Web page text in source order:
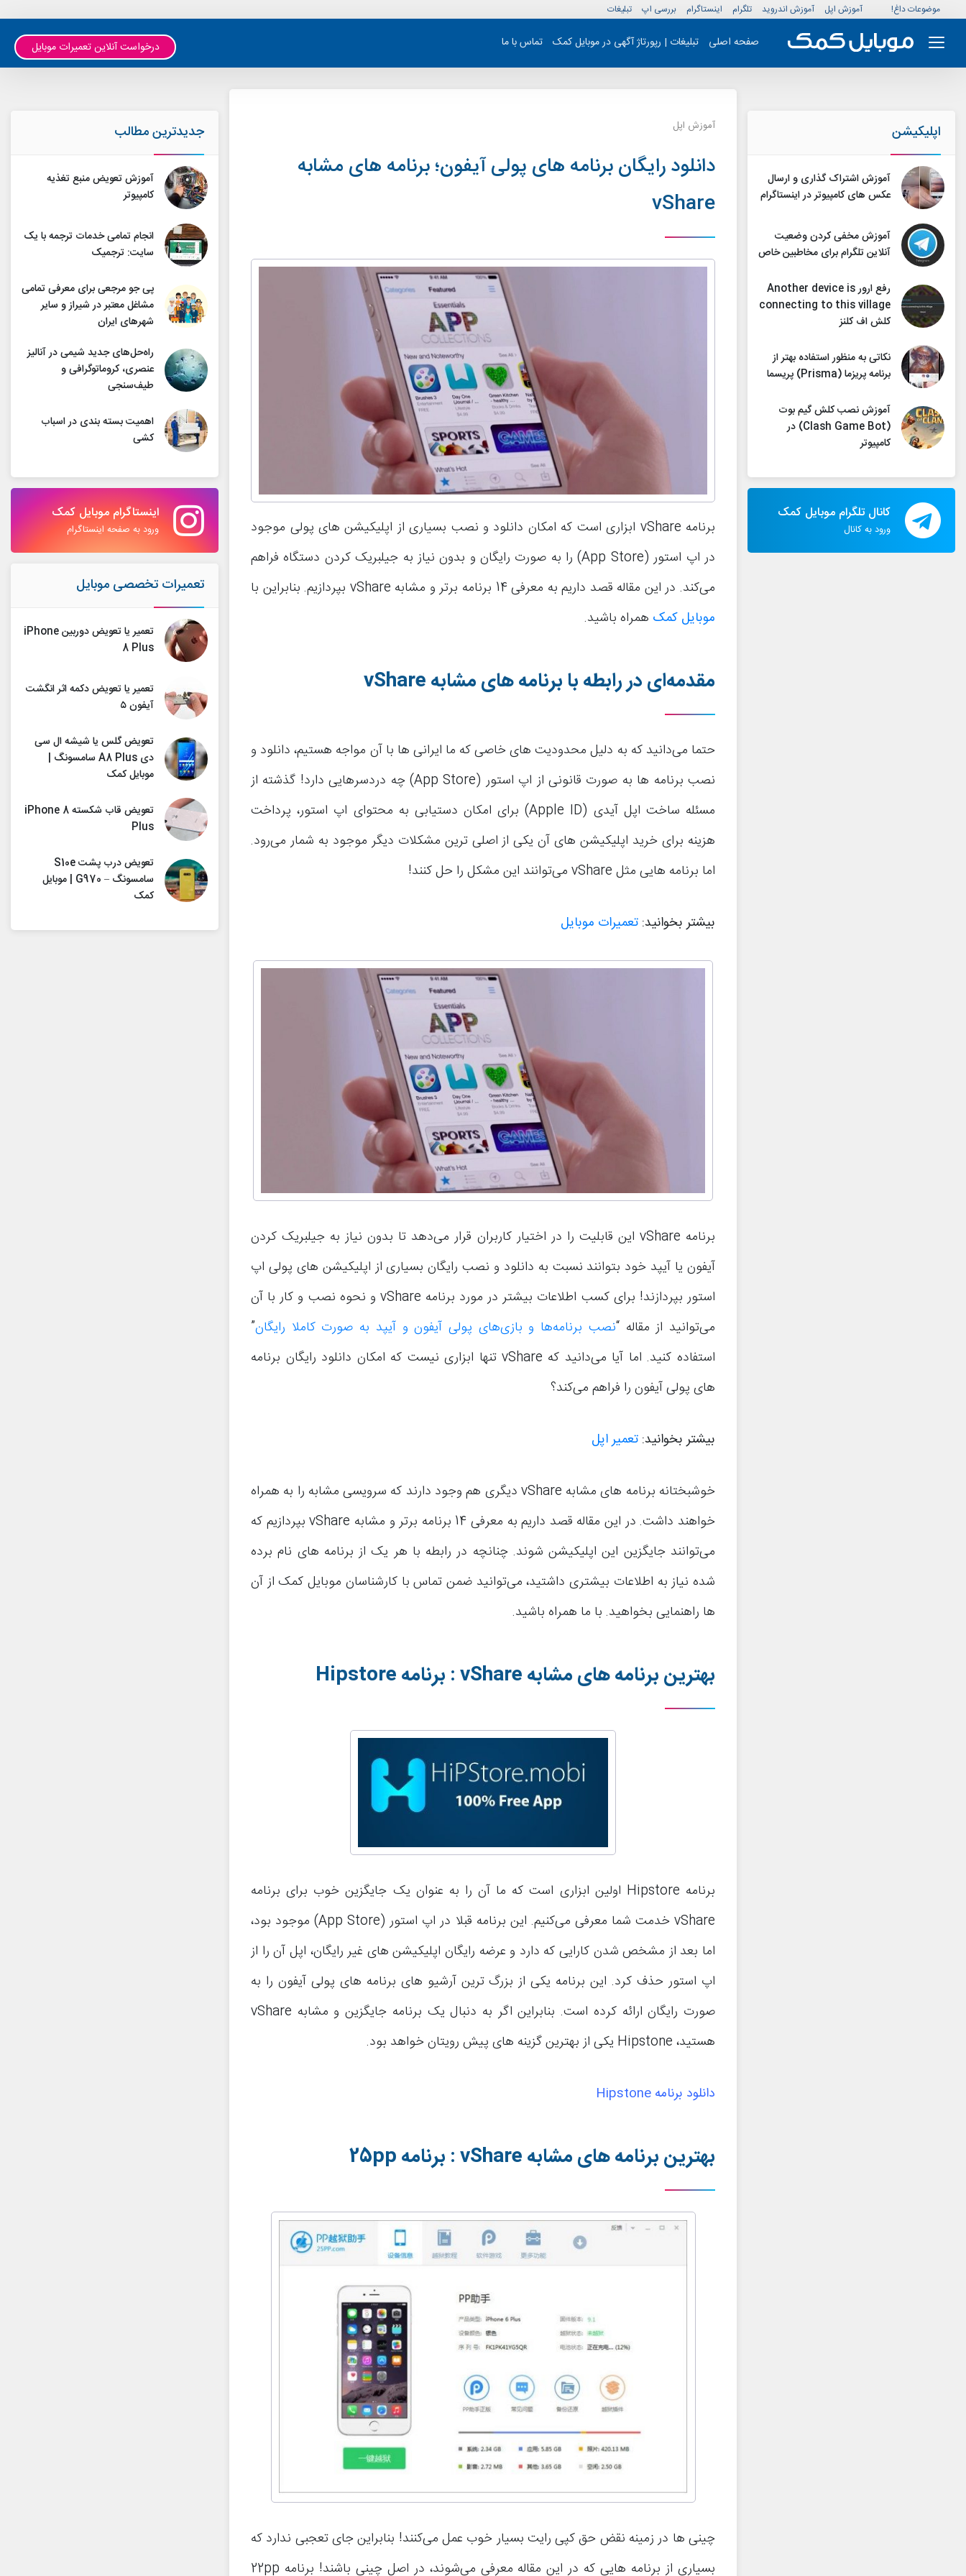
موضوعات داغ! آموزش اپل آموزش اندروید تلگرام اینستاگرام بررسی اپ تبلیغات
صفحه اصلی تبلیغات | رپورتاژ آگهی در موبایل کمک تماس با ما درخواست آنلاین تعمیرات موبایل
اپلیکیشن
آموزش اشتراک گذاری و ارسال
عکس های کامپیوتر در اینستاگرام
آموزش مخفی کردن وضعیت
آنلاین تلگرام برای مخاطبین خاص
رفع ارور Another device is
connecting to this village
کلش اف کلنز
نکاتی به منظور استفاده بهتر از
برنامه پریزما (Prisma) پریسما
آموزش نصب کلش گیم بوت
(Clash Game Bot) در
کامپیوتر
کانال تلگرام موبایل کمک
ورود به کانال
آموزش اپل
دانلود رایگان برنامه های پولی آیفون؛ برنامه های مشابه
vShare
برنامه vShare ابزاری است که امکان دانلود و نصب بسیاری از اپلیکیشن های پولی موجود
در اپ استور (App Store) را به صورت رایگان و بدون نیاز به جیلبریک کردن دستگاه فراهم
می‌کند. در این مقاله قصد داریم به معرفی 14 برنامه برتر و مشابه vShare بپردازیم. بنابراین با
موبایل کمک همراه باشید.
مقدمه‌ای در رابطه با برنامه های مشابهvShare
حتما می‌دانید که به دلیل محدودیت های خاصی که ما ایرانی ها با آن مواجه هستیم، دانلود و
نصب برنامه ها به صورت قانونی از اپ استور (App Store) چه دردسرهایی دارد! گذشته از
مسئله ساخت اپل آیدی (Apple ID) برای امکان دستیابی به محتوای اپ استور، پرداخت
هزینه برای خرید اپلیکیشن های آن یکی از اصلی ترین مشکلات دیگر موجود به شمار می‌رود.
اما برنامه هایی مثل vShare می‌توانند این مشکل را حل کنند!
بیشتر بخوانید:تعمیرات موبایل
برنامه vShare این قابلیت را در اختیار کاربران قرار می‌دهد تا بدون نیاز به جیلبریک کردن
آیفون یا آیپد خود بتوانند نسبت به دانلود و نصب رایگان بسیاری از اپلیکیشن های پولی اپ
استور بپردازند! برای کسب اطلاعات بیشتر در مورد برنامه vShare و نحوه نصب و کار با آن
می‌توانید از مقاله “نصب برنامه‌ها و بازی‌های پولی آیفون و آیپد به صورت کاملا رایگان”
استفاده کنید. اما آیا می‌دانید که vShare تنها ابزاری نیست که امکان دانلود رایگان برنامه
های پولی آیفون را فراهم می‌کند؟
بیشتر بخوانید:تعمیر اپل
خوشبختانه برنامه های مشابه vShare دیگری هم وجود دارند که سرویسی مشابه را به همراه
خواهند داشت. در این مقاله قصد داریم به معرفی 14 برنامه برتر و مشابه vShare بپردازیم که
می‌توانند جایگزین این اپلیکیشن شوند. چنانچه در رابطه با هر یک از برنامه های نام برده
شده نیاز به اطلاعات بیشتری داشتید، می‌توانید ضمن تماس با کارشناسان موبایل کمک از آن
ها راهنمایی بخواهید. با ما همراه باشید.
بهترین برنامه های مشابهvShare: برنامهHipstore
برنامه Hipstore اولین ابزاری است که ما آن را به عنوان یک جایگزین خوب برای برنامه
vShare خدمت شما معرفی می‌کنیم. این برنامه قبلا در اپ استور (App Store) موجود بود،
اما بعد از مشخص شدن کارایی که دارد و عرضه رایگان اپلیکیشن های غیر رایگان، اپل آن را از
اپ استور حذف کرد. این برنامه یکی از بزرگ ترین آرشیو های برنامه های پولی آیفون را به
صورت رایگان ارائه کرده است. بنابراین اگر به دنبال یک برنامه جایگزین و مشابه vShare
هستید، Hipstone یکی از بهترین گزینه های پیش رویتان خواهد بود.
دانلود برنامهHipstone
بهترین برنامه های مشابهvShare: برنامه25pp
چینی ها در زمینه نقض حق کپی رایت بسیار خوب عمل می‌کنند! بنابراین جای تعجبی ندارد که
بسیاری از برنامه هایی که در این مقاله معرفی می‌شوند، در اصل چینی باشند! برنامه 22pp
جدیدترین مطالب
آموزش تعویض منبع تغذیه
کامپیوتر
انجام تمامی خدمات ترجمه با یک
سایت: ترجمیک
پی جو مرجعی برای معرفی تمامی
مشاغل معتبر در شیراز و سایر
شهرهای ایران
راه‌حل‌های جدید شیمی در آنالیز
عنصری، کروماتوگرافی و
طیف‌سنجی
اهمیت بسته بندی در اسباب
کشی
اینستاگرام موبایل کمک
ورود به صفحه اینستاگرام
تعمیرات تخصصی موبایل
تعمیر یا تعویض دوربین iPhone
8 Plus
تعمیر یا تعویض دکمه اثر انگشت
آیفون ۵
تعویض گلس یا شیشه ال سی
دی A8 Plus سامسونگ |
موبایل کمک
تعویض قاب شکسته iPhone 8
Plus
تعویض درب پشت S10e
سامسونگ – G970 | موبایل
کمک